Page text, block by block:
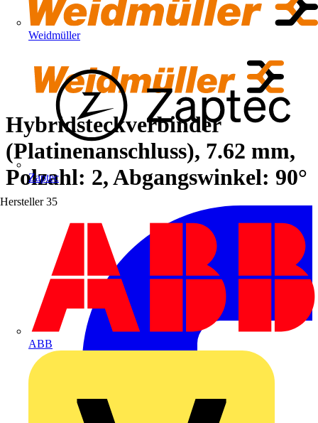
Weidmüller
Zaptec
Hersteller 35
ABB
Hybridsteckverbinder
(Platinenanschluss), 7.62 mm,
Polzahl: 2, Abgangswinkel: 90°